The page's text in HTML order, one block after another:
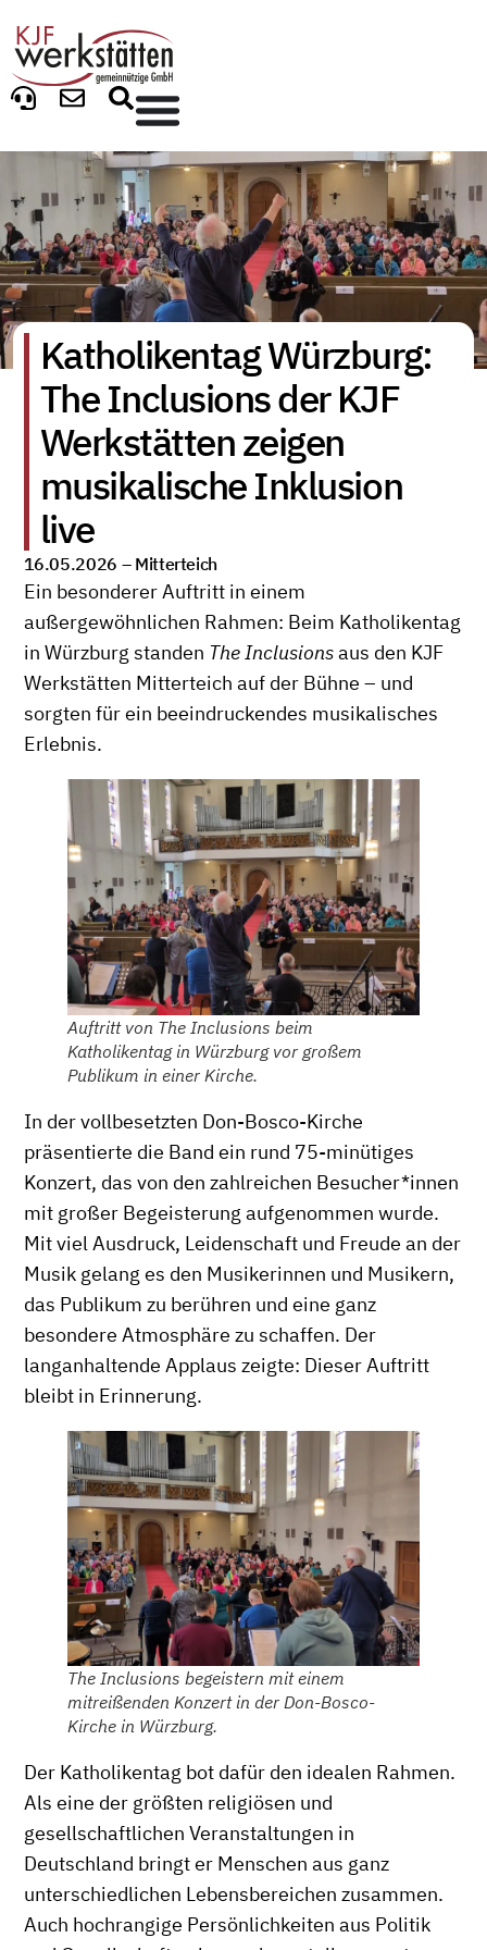
Katholikentag Würzburg:
The Inclusions der KJF
Werkstätten zeigen
musikalische Inklusion
live
16.05.2026 – Mitterteich
Ein besonderer Auftritt in einem
außergewöhnlichen Rahmen: Beim Katholikentag
in Würzburg standen The Inclusionsaus den KJF
Werkstätten Mitterteich auf der Bühne – und
sorgten für ein beeindruckendes musikalisches
Erlebnis.
Auftritt von The Inclusions beim
Katholikentag in Würzburg vor großem
Publikum in einer Kirche.
In der vollbesetzten Don-Bosco-Kirche
präsentierte die Band ein rund 75-minütiges
Konzert, das von den zahlreichen Besucher*innen
mit großer Begeisterung aufgenommen wurde.
Mit viel Ausdruck, Leidenschaft und Freude an der
Musik gelang es den Musikerinnen und Musikern,
das Publikum zu berühren und eine ganz
besondere Atmosphäre zu schaffen. Der
langanhaltende Applaus zeigte: Dieser Auftritt
bleibt in Erinnerung.
The Inclusions begeistern mit einem
mitreißenden Konzert in der Don-Bosco-
Kirche in Würzburg.
Der Katholikentag bot dafür den idealen Rahmen.
Als eine der größten religiösen und
gesellschaftlichen Veranstaltungen in
Deutschland bringt er Menschen aus ganz
unterschiedlichen Lebensbereichen zusammen.
Auch hochrangige Persönlichkeiten aus Politik